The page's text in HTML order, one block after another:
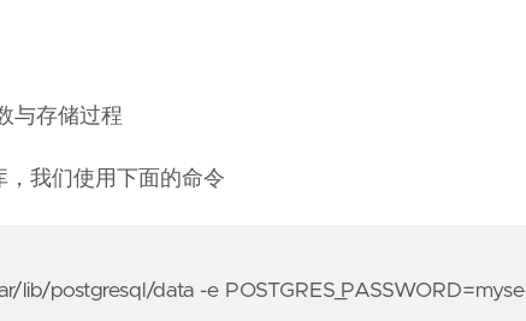
与存储过程
，我们使用下面的命令
postgresql/data -e